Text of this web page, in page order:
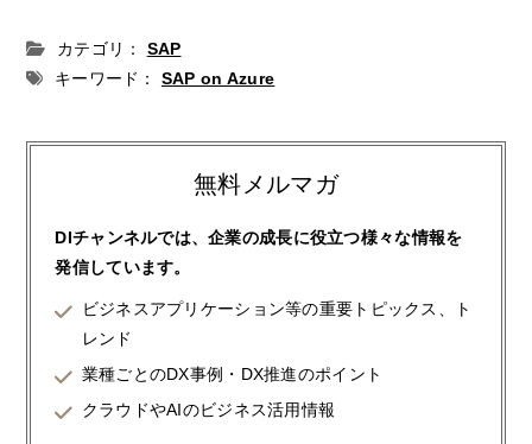
カテゴリ：
SAP
キーワード：
SAP on Azure
無料メルマガ
DIチャンネルでは、企業の成長に役立つ様々な情報を
発信しています。
ビジネスアプリケーション等の重要トピックス、ト
レンド
業種ごとのDX事例・DX推進のポイント
クラウドやAIのビジネス活用情報